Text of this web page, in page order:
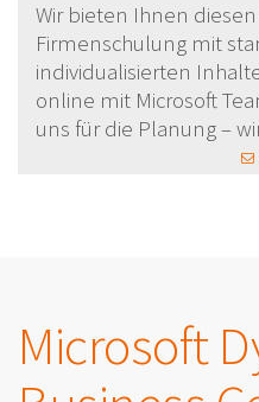
Wir bieten Ihnen diesen
Firmenschulung mit
individualisierten
online mit Microsoft
uns für die Planung –
Microsoft